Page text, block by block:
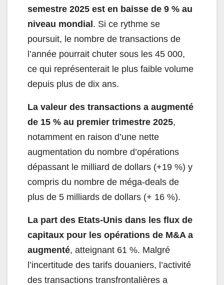
semestre 2025 est en baisse de 9 % au
niveau mondial . Si ce rythme se
poursuit, le nombre de transactions de
l’année pourrait chuter sous les 45 000,
ce qui représenterait le plus faible volume
depuis plus de dix ans.
La valeur des transactions a augmenté
de 15 % au premier trimestre 2025,
notamment en raison d’une nette
augmentation du nombre d’opérations
dépassant le milliard de dollars (+19 %) y
compris du nombre de méga-deals de
plus de 5 milliards de dollars (+ 16 %).
La part des Etats-Unis dans les flux de
capitaux pour les opérations de M&A a
augmenté, atteignant 61 %. Malgré
l’incertitude des tarifs douaniers, l’activité
des transactions transfrontalières a